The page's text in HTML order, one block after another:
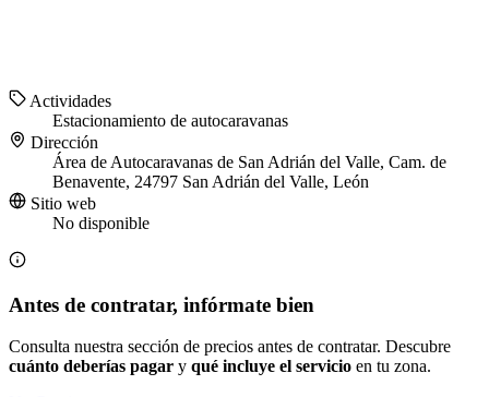
Actividades
Estacionamiento de autocaravanas
Dirección
Área de Autocaravanas de San Adrián del Valle, Cam. de
Benavente, 24797 San Adrián del Valle, León
Sitio web
No disponible
Antes de contratar, infórmate bien
Consulta nuestra sección de precios antes de contratar. Descubre
cuánto deberías pagar y qué incluye el servicio en tu zona.